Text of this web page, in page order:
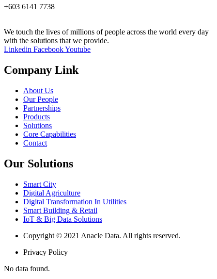
+603 6141 7738
We touch the lives of millions of people across the world every day
with the solutions that we provide.
Linkedin FacebookYoutube
Company Link
About Us
Our People
Partnerships
Products
Solutions
Core Capabilities
Contact
Our Solutions
Smart City
Digital Agriculture
Digital Transformation In Utilities
Smart Building & Retail
IoT & Big Data Solutions
Copyright © 2021 Anacle Data. All rights reserved.
Privacy Policy
No data found.